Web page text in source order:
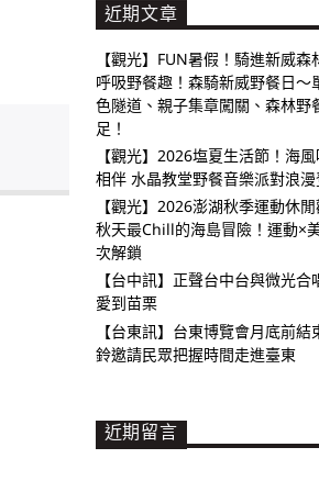
近期文章
【觀光】FUN暑假！騎進新威森
呼吸野餐趣！森騎新威野餐日～
色隧道、親子集章闖關、森林野
足！
【觀光】2026塩夏生活節！海
相伴 水晶教堂野餐音樂派對浪漫
【觀光】2026澎湖秋季運動休
秋天最Chill的海島冒險！運動×
次解鎖
【台中訊】正聲台中台與微光
愛到苗栗
【台東訊】台東博覽會月底前結
鈴邀請民眾把握時間走進臺東
近期留言